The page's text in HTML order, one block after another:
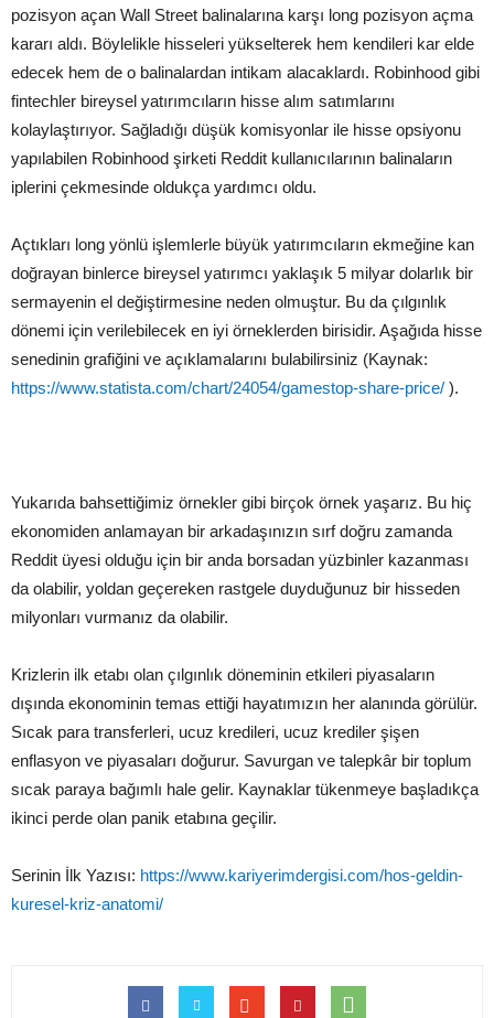
pozisyon açan Wall Street balinalarına karşı long pozisyon açma
kararı aldı. Böylelikle hisseleri yükselterek hem kendileri kar elde
edecek hem de o balinalardan intikam alacaklardı. Robinhood gibi
fintechler bireysel yatırımcıların hisse alım satımlarını
kolaylaştırıyor. Sağladığı düşük komisyonlar ile hisse opsiyonu
yapılabilen Robinhood şirketi Reddit kullanıcılarının balinaların
iplerini çekmesinde oldukça yardımcı oldu.
Açtıkları long yönlü işlemlerle büyük yatırımcıların ekmeğine kan
doğrayan binlerce bireysel yatırımcı yaklaşık 5 milyar dolarlık bir
sermayenin el değiştirmesine neden olmuştur. Bu da çılgınlık
dönemi için verilebilecek en iyi örneklerden birisidir. Aşağıda hisse
senedinin grafiğini ve açıklamalarını bulabilirsiniz (Kaynak:
https://www.statista.com/chart/24054/gamestop-share-price/ ).
Yukarıda bahsettiğimiz örnekler gibi birçok örnek yaşarız. Bu hiç
ekonomiden anlamayan bir arkadaşınızın sırf doğru zamanda
Reddit üyesi olduğu için bir anda borsadan yüzbinler kazanması
da olabilir, yoldan geçereken rastgele duyduğunuz bir hisseden
milyonları vurmanız da olabilir.
Krizlerin ilk etabı olan çılgınlık döneminin etkileri piyasaların
dışında ekonominin temas ettiği hayatımızın her alanında görülür.
Sıcak para transferleri, ucuz kredileri, ucuz krediler şişen
enflasyon ve piyasaları doğurur. Savurgan ve talepkâr bir toplum
sıcak paraya bağımlı hale gelir. Kaynaklar tükenmeye başladıkça
ikinci perde olan panik etabına geçilir.
Serinin İlk Yazısı: https://www.kariyerimdergisi.com/hos-geldin-
kuresel-kriz-anatomi/